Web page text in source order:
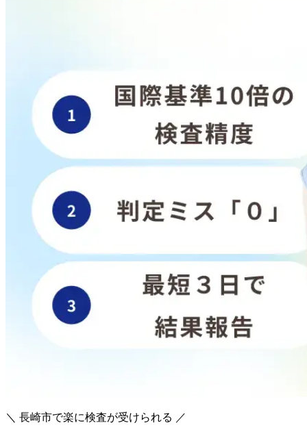
＼ 長崎市で楽に検査が受けられる ／